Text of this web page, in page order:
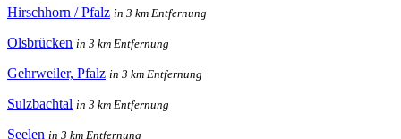
Hirschhorn / Pfalz in 3 km Entfernung
Olsbrücken in 3 km Entfernung
Gehrweiler, Pfalz in 3 km Entfernung
Sulzbachtal in 3 km Entfernung
Seelen in 3 km Entfernung